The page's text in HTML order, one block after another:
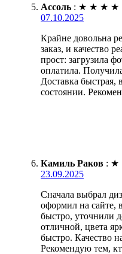
Ассоль : ★ ★ ★ ★
07.10.2025
Крайне довольна
заказ, и качество
прост: загрузила
оплатила.
Доставка быстрая,
состоянии.
Камиль Раков : ★
23.09.2025
Сначала выбрал
оформил на сайте,
быстро, уточнили
отличной, цвета
быстро. Качество
Рекомендую тем,